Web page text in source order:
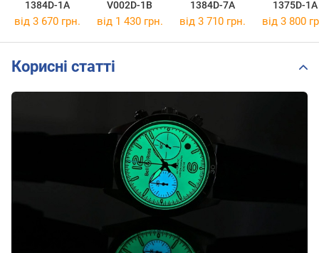
1384D-1A
V002D-1B
1384D-7A
1375D-1A
від 3 670 грн. від 1 430 грн. від 3 710 грн. від 3 800
Корисні статті